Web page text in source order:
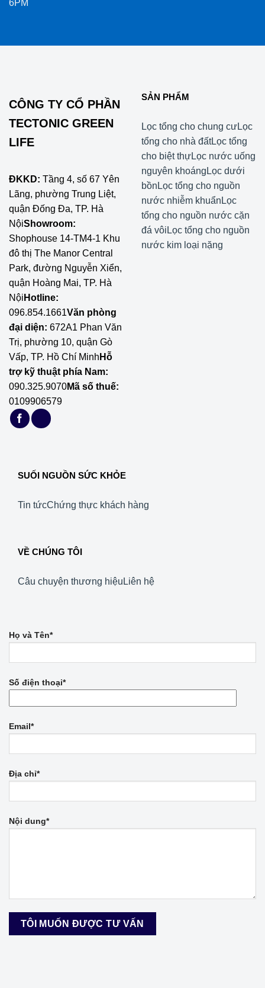
6PM
CÔNG TY CỔ PHẦN
TECTONIC GREEN
LIFE
ĐKKD: Tầng 4, số 67 Yên
Lãng, phường Trung Liệt,
quận Đống Đa, TP. Hà
NộiShowroom:
Shophouse 14-TM4-1 Khu
đô thị The Manor Central
Park, đường Nguyễn Xiển,
quận Hoàng Mai, TP. Hà
Nội Hotline:
096.854.1661Văn phòng
đại diện: 672A1 Phan Văn
Trị, phường 10, quận Gò
Vấp, TP. Hồ Chí Minh Hỗ
trợ kỹ thuật phía Nam:
090.325.9070Mã số thuế:
0109906579
SẢN PHẨM
Lọc tổng cho chung cưLọc
tổng cho nhà đấtLọc tổng
cho biệt thựLọc nước uống
nguyên khoáng Lọc dưới
bồn Lọc tổng cho nguồn
nước nhiễm khuẩn Lọc
tổng cho nguồn nước cặn
đá vôi Lọc tổng cho nguồn
nước kim loại nặng
SUỐI NGUỒN SỨC KHỎE
Tin tứcChứng thực khách hàng
VỀ CHÚNG TÔI
Câu chuyện thương hiệu Liên hệ
Họ và Tên*
Số điện thoại*
Email*
Địa chỉ*
Nội dung*